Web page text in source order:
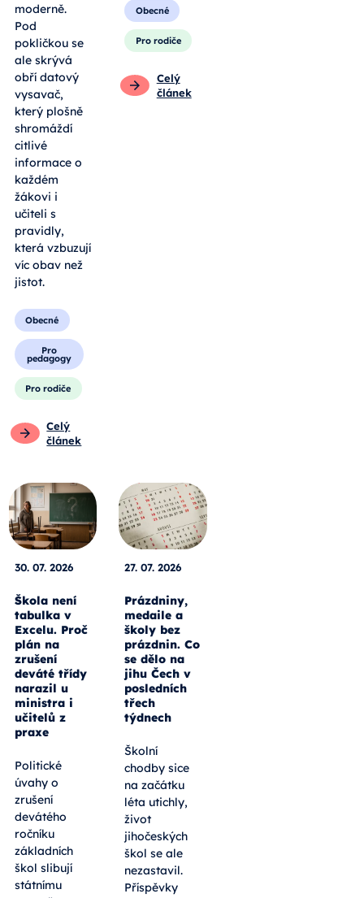
moderně.
Pod
pokličkou se
ale skrývá
obří datový
vysavač,
který plošně
shromáždí
citlivé
informace o
každém
žákovi i
učiteli s
pravidly,
která vzbuzují
víc obav než
jistot.
Obecné
Pro
pedagogy
Pro rodiče
Celý
článek
Obecné
Pro rodiče
Celý
článek
30. 07. 2026
Škola není
tabulka v
Excelu. Proč
plán na
zrušení
deváté třídy
narazil u
ministra i
učitelů z
praxe
Politické
úvahy o
zrušení
devátého
ročníku
základních
škol slibují
státnímu
27. 07. 2026
Prázdniny,
medaile a
školy bez
prázdnin. Co
se dělo na
jihu Čech v
posledních
třech
týdnech
Školní
chodby sice
na začátku
léta utichly,
život
jihočeských
škol se ale
nezastavil.
Příspěvky